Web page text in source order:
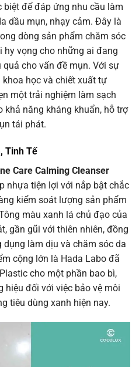
để đáp ứng nhu cầu làm
dầu mụn, nhạy cảm. Đây là
dòng sản phẩm chăm sóc
hy vọng cho những ai đang
cho vấn đề mụn. Với sự
học và chiết xuất tự
một trải nghiệm làm sạch
năng kháng khuẩn, hỗ trợ
tái phát.
Tinh Tế
Care Calming Cleanser
nhựa tiện lợi với nắp bật chắc
kiểm soát lượng sản phẩm
màu xanh lá chủ đạo của
gần gũi với thiên nhiên, đồng
làm dịu và chăm sóc da
cộng lớn là Hada Labo đã
cho một phần bao bì,
hiệu đối với việc bảo vệ môi
tiêu dùng xanh hiện nay.